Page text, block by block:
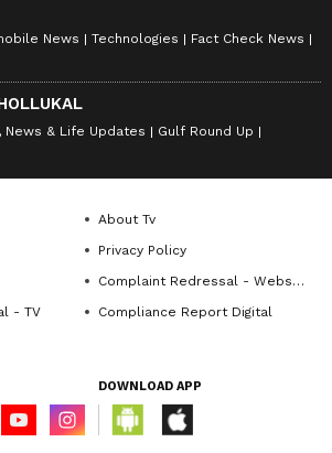
News Technologies
Fact Check News
News & Life Updates
Gulf Round Up
About Tv
Privacy Policy
Complaint Redressal - Website
- TV
Compliance Report Digital
DOWNLOAD APP